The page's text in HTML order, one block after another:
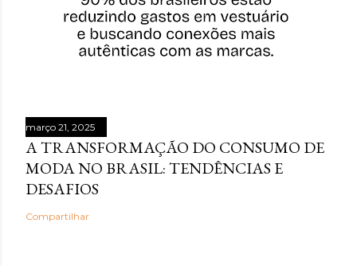
março 21, 2025
A TRANSFORMAÇÃO DO CONSUMO DE
MODA NO BRASIL: TENDÊNCIAS E
DESAFIOS
Compartilhar